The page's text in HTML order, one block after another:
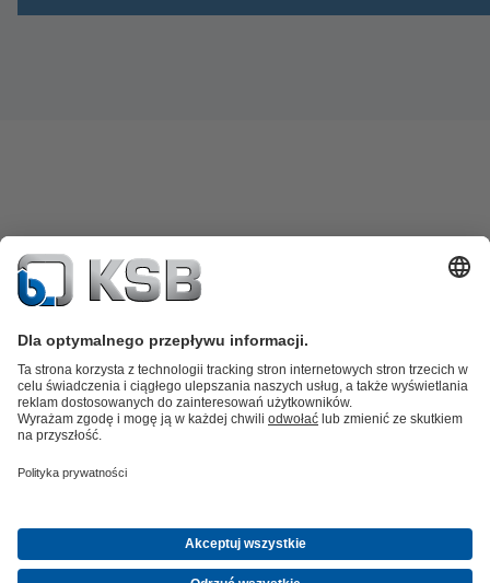
Katalog produktów
O firmieWydarzeniaAktualnościCareer opportunities at KSBMedia